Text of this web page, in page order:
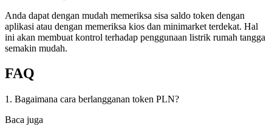
Anda dapat dengan mudah memeriksa sisa saldo token dengan
aplikasi atau dengan memeriksa kios dan minimarket terdekat. Hal
ini akan membuat kontrol terhadap penggunaan listrik rumah tangga
semakin mudah.
FAQ
1. Bagaimana cara berlangganan token PLN?
Baca juga